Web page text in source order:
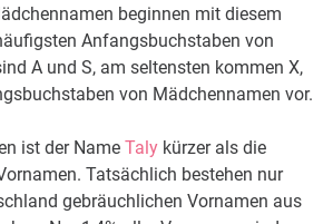
beginnen mit diesem
Anfangsbuchstaben von
A und S, am seltensten kommen X,
von Mädchennamen vor.
ist der Name Taly kürzer als die
Tatsächlich bestehen nur
gebräuchlichen Vornamen aus